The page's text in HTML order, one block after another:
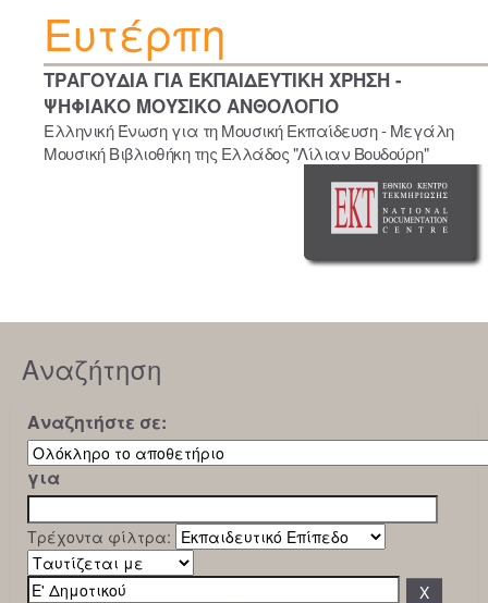
Ευτέρπη
ΤΡΑΓΟΥΔΙΑ ΓΙΑ ΕΚΠΑΙΔΕΥΤΙΚΗ ΧΡΗΣΗ -
ΨΗΦΙΑΚΟ ΜΟΥΣΙΚΟ ΑΝΘΟΛΟΓΙΟ
Ελληνική Ένωση για τη Μουσική Εκπαίδευση - Μεγάλη
Μουσική Βιβλιοθήκη της Ελλάδος "Λίλιαν Βουδούρη"
Αναζήτηση
Αναζητήστε σε:
για
Τρέχοντα φίλτρα: